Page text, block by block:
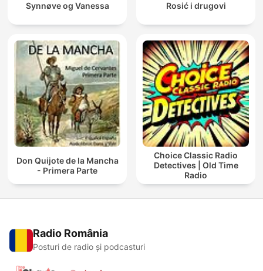
Synnøve og Vanessa Rosić i drugovi
Don Quijote de la Mancha
- Primera Parte
Choice Classic Radio
Detectives | Old Time
Radio
Radio România
Posturi de radio și podcasturi